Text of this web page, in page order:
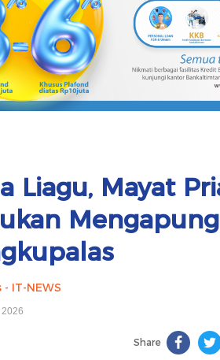
Liagu, Mayat
IT-NEWS
Share